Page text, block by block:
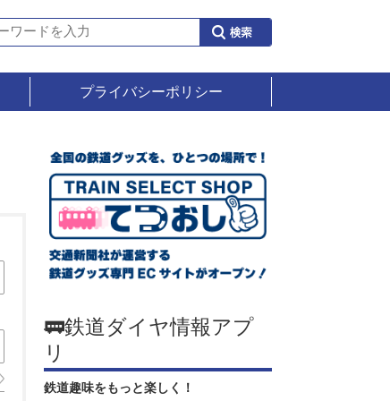
プライバシーポリシー
🚃鉄道ダイヤ情報アプ
リ
鉄道趣味をもっと楽しく！